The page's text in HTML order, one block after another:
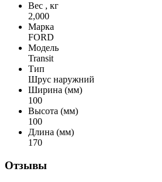
Вес , кг
2,000
Марка
FORD
Модель
Transit
Тип
Шрус наружний
Ширина (мм)
100
Высота (мм)
100
Длина (мм)
170
Отзывы